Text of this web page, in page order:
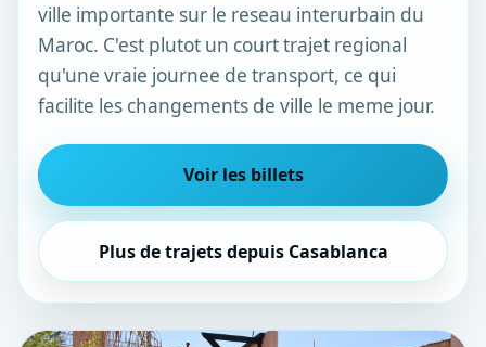
ville importante sur le reseau interurbain du
Maroc. C'est plutot un court trajet regional
qu'une vraie journee de transport, ce qui
facilite les changements de ville le meme jour.
Voir les billets
Plus de trajets depuis Casablanca